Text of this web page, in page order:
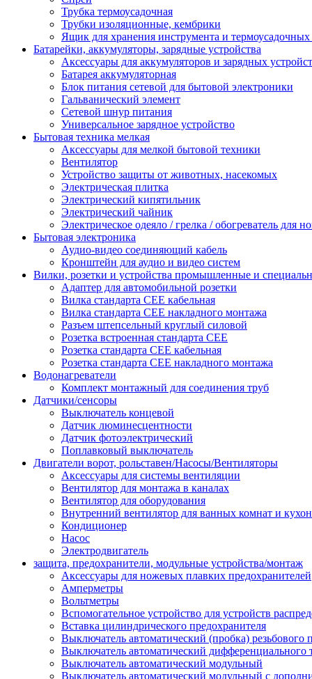
Трубка термоусадочная
Трубки изоляционные, кембрики
Ящик для хранения инструмента и термоусадочных
Батарейки, аккумуляторы, зарядные устройства
Аксессуары для аккумуляторов и зарядных
Батарея аккумуляторная
Блок питания сетевой для бытовой электроники
Гальванический элемент
Сетевой шнур питания
Универсальное зарядное устройство
Бытовая техника мелкая
Аксессуары для мелкой бытовой техники
Вентилятор
Устройство защиты от животных, насекомых
Электрическая плитка
Электрический кипятильник
Электрический чайник
Электрическое одеяло / грелка / обогреватель для
Бытовая электроника
Аудио-видео соединяющий кабель
Кронштейн для аудио и видео систем
Вилки, розетки и устройства промышленные и
Адаптер для автомобильной розетки
Вилка стандарта CEE кабельная
Вилка стандарта CEE накладного монтажа
Разъем штепсельный круглый силовой
Розетка встроенная стандарта CEE
Розетка стандарта СЕЕ кабельная
Розетка стандарта СЕЕ накладного монтажа
Водонагреватели
Комплект монтажный для соединения труб
Датчики/сенсоры
Выключатель концевой
Датчик люминесцентности
Датчик фотоэлектрический
Поплавковый выключатель
Двигатели ворот, рольставен/Насосы/Вентиляторы
Аксессуары для системы вентиляции
Вентилятор для монтажа в каналах
Вентилятор для оборудования
Внутренний вентилятор для ванных комнат и
Кондиционер
Насос
Электродвигатель
защита, предохранители, модульные устройства/монтаж
Аксессуары для ножевых плавких предохранителей
Амперметры
Вольтметры
Вспомогательное устройство для устройств
Вставка цилиндрического предохранителя
Выключатель автоматический (пробка) резьбового
Выключатель автоматический дифференциального
Выключатель автоматический модульный
Выключатель автоматический модульный с